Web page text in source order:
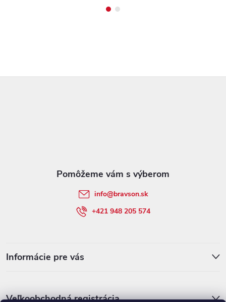
info@bravson.sk
+421 948 205 574
Informácie pre vás
Veľkoobchodná registrácia